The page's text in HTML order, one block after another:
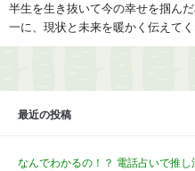
半生を生き抜いて今の幸せを掴ん
一に、現状と未来を暖かく伝えて
最近の投稿
なんでわかるの！？ 電話占いで推